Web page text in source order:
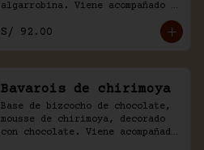
algarrobina. Viene acompañado
S/ 92.00
Bavarois de chirimoya
Base de bizcocho de chocolate,
mousse de chirimoya, decorado
con chocolate. Viene acompañado